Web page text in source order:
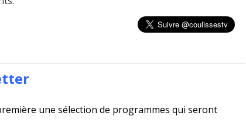
une sélection de programmes qui seront